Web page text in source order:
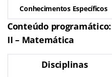
Conhecimentos Específicos
Conteúdo programático:
II – Matemática
Disciplinas